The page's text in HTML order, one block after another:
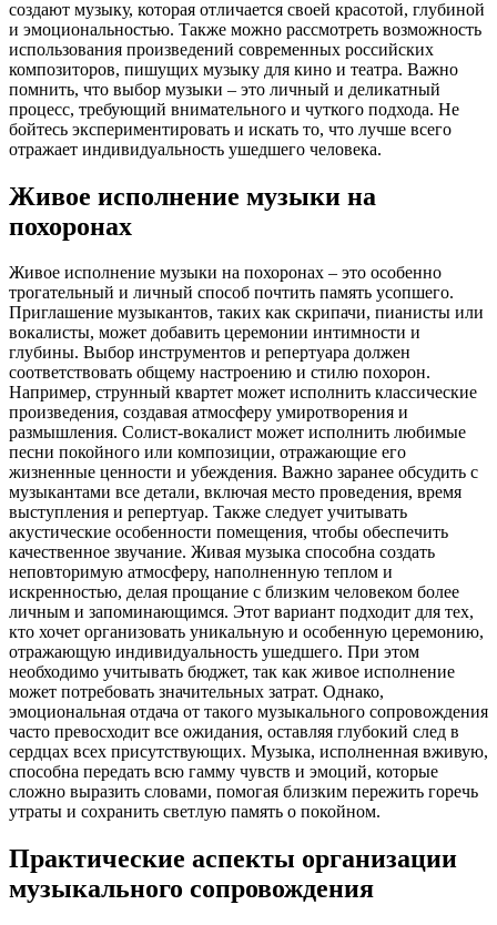
создают музыку, которая отличается своей красотой, глубиной
и эмоциональностью. Также можно рассмотреть возможность
использования произведений современных российских
композиторов, пишущих музыку для кино и театра. Важно
помнить, что выбор музыки – это личный и деликатный
процесс, требующий внимательного и чуткого подхода. Не
бойтесь экспериментировать и искать то, что лучше всего
отражает индивидуальность ушедшего человека.
Живое исполнение музыки на
похоронах
Живое исполнение музыки на похоронах – это особенно
трогательный и личный способ почтить память усопшего.
Приглашение музыкантов, таких как скрипачи, пианисты или
вокалисты, может добавить церемонии интимности и
глубины. Выбор инструментов и репертуара должен
соответствовать общему настроению и стилю похорон.
Например, струнный квартет может исполнить классические
произведения, создавая атмосферу умиротворения и
размышления. Солист-вокалист может исполнить любимые
песни покойного или композиции, отражающие его
жизненные ценности и убеждения. Важно заранее обсудить с
музыкантами все детали, включая место проведения, время
выступления и репертуар. Также следует учитывать
акустические особенности помещения, чтобы обеспечить
качественное звучание. Живая музыка способна создать
неповторимую атмосферу, наполненную теплом и
искренностью, делая прощание с близким человеком более
личным и запоминающимся. Этот вариант подходит для тех,
кто хочет организовать уникальную и особенную церемонию,
отражающую индивидуальность ушедшего. При этом
необходимо учитывать бюджет, так как живое исполнение
может потребовать значительных затрат. Однако,
эмоциональная отдача от такого музыкального сопровождения
часто превосходит все ожидания, оставляя глубокий след в
сердцах всех присутствующих. Музыка, исполненная вживую,
способна передать всю гамму чувств и эмоций, которые
сложно выразить словами, помогая близким пережить горечь
утраты и сохранить светлую память о покойном.
Практические аспекты организации
музыкального сопровождения